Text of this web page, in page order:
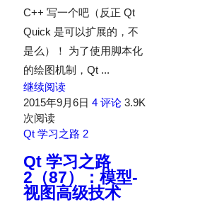
C++ 写一个吧（反正 Qt
Quick 是可以扩展的，不
是么）！ 为了使用脚本化
的绘图机制，Qt ...
继续阅读
2015年9月6日 4 评论 3.9K
次阅读
Qt 学习之路 2
Qt 学习之路
2（87）：模型-
视图高级技术